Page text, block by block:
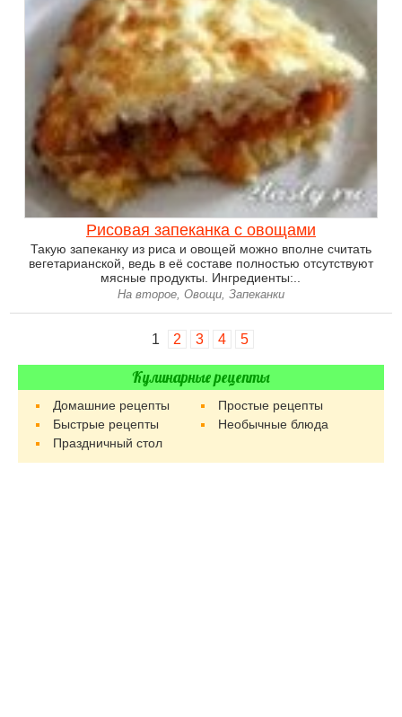
Рисовая запеканка с овощами
Такую запеканку из риса и овощей можно вполне считать
вегетарианской, ведь в её составе полностью отсутствуют
мясные продукты. Ингредиенты:..
На второе, Овощи, Запеканки
1 2 3 4 5
Кулинарные рецепты
Домашние рецепты
Простые рецепты
Быстрые рецепты
Необычные блюда
Праздничный стол